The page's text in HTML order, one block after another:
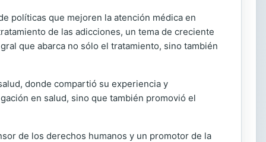
políticas que mejoren la atención médica en
de las adicciones, un tema de creciente
que abarca no sólo el tratamiento, sino también
donde compartió su experiencia y
en salud, sino que también promovió el
de los derechos humanos y un promotor de la